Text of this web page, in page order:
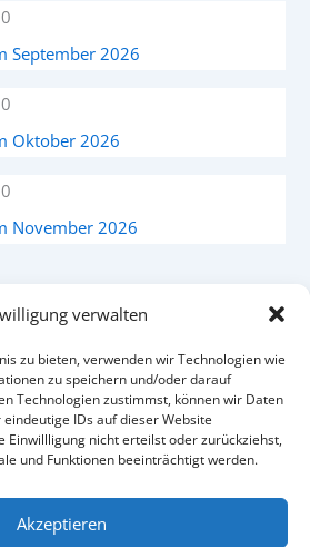
verwalten
zu bieten, verwenden wir Technologien wie
zu speichern und/oder darauf
Technologien zustimmst, können wir Daten
IDs auf dieser Website
Einwillligung nicht erteilst oder zurückziehst,
und Funktionen beeinträchtigt werden.
Akzeptieren
September 2026
Oktober 2026
November 2026
Instagram